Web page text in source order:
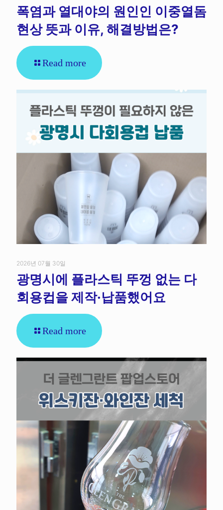
폭염과 열대야의 원인인 이중열돔
현상 뜻과 이유, 해결방법은?
Read more
2026년 07월 30일
광명시에 플라스틱 뚜껑 없는 다
회용컵을 제작·납품했어요
Read more